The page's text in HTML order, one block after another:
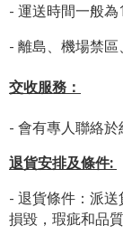
- 運送時間一般為
- 離島、機場禁區
交收服務：
- 會有專人聯絡
退貨安排及條件:
- 退貨條件：派
損毀，瑕疵和品質